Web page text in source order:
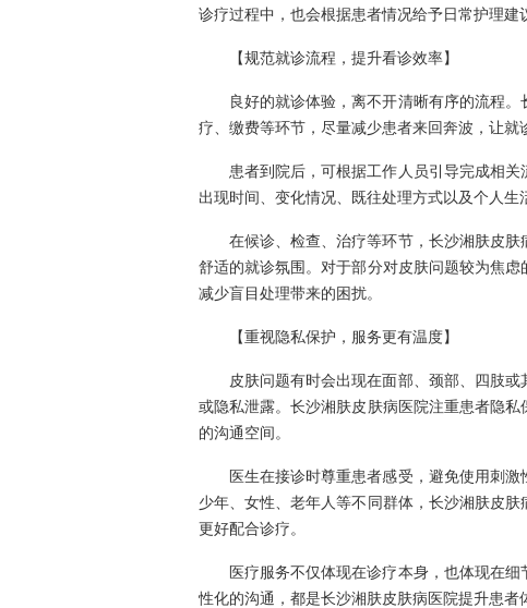
诊疗过程中，也会根据患者情况给予日常护理建
【规范就诊流程，提升看诊效率】
良好的就诊体验，离不开清晰有序的流程
疗、缴费等环节，尽量减少患者来回奔波，让就
患者到院后，可根据工作人员引导完成相
出现时间、变化情况、既往处理方式以及个人生
在候诊、检查、治疗等环节，长沙湘肤皮
舒适的就诊氛围。对于部分对皮肤问题较为焦
减少盲目处理带来的困扰。
【重视隐私保护，服务更有温度】
皮肤问题有时会出现在面部、颈部、四肢
或隐私泄露。长沙湘肤皮肤病医院注重患者隐
的沟通空间。
医生在接诊时尊重患者感受，避免使用刺
少年、女性、老年人等不同群体，长沙湘肤皮
更好配合诊疗。
医疗服务不仅体现在诊疗本身，也体现在
性化的沟通，都是长沙湘肤皮肤病医院提升患者